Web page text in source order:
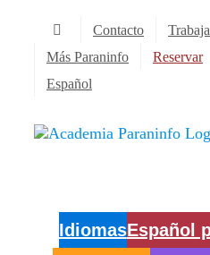
contenido
Contacto
Más Paraninfo
Reservar
Español
IdiomasEspañol